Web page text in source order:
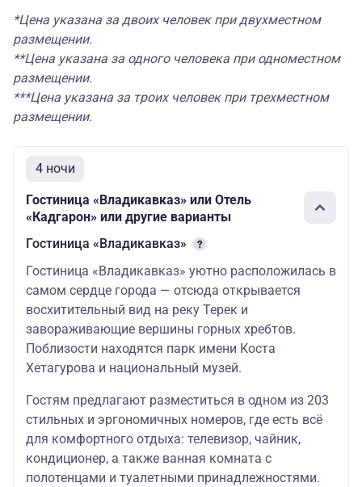
*Цена указана за двоих человек при двухместном
размещении.
**Цена указана за одного человека при одноместном
размещении.
***Цена указана за троих человек при трехместном
размещении.
4 ночи
Гостиница «Владикавказ» или Отель
«Кадгарон» или другие варианты
Гостиница «Владикавказ»
Гостиница «Владикавказ» уютно расположилась в
самом сердце города — отсюда открывается
восхитительный вид на реку Терек и
завораживающие вершины горных хребтов.
Поблизости находятся парк имени Коста
Хетагурова и национальный музей.
Гостям предлагают разместиться в одном из 203
стильных и эргономичных номеров, где есть всё
для комфортного отдыха: телевизор, чайник,
кондиционер, а также ванная комната с
полотенцами и туалетными принадлежностями.